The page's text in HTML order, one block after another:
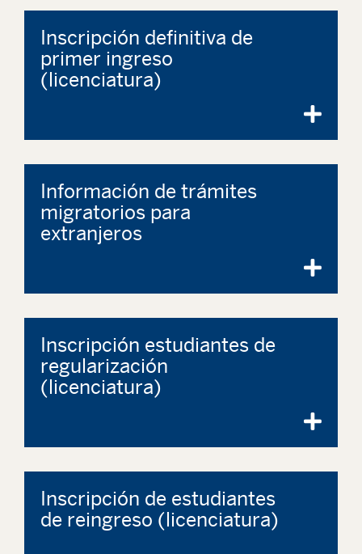
Inscripción definitiva de
primer ingreso
(licenciatura)
Información de trámites
migratorios para
extranjeros
Inscripción estudiantes de
regularización
(licenciatura)
Inscripción de estudiantes
de reingreso (licenciatura)